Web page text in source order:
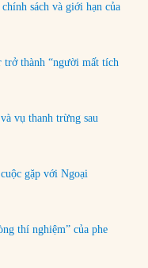
sách và giới hạn của
trở thành “người mất tích
vụ thanh trừng sau
gặp với Ngoại
thí nghiệm” của phe